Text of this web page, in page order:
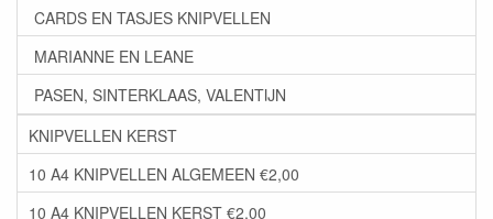
CARDS EN TASJES KNIPVELLEN
MARIANNE EN LEANE
PASEN, SINTERKLAAS, VALENTIJN
KNIPVELLEN KERST
10 A4 KNIPVELLEN ALGEMEEN €2,00
10 A4 KNIPVELLEN KERST €2,00